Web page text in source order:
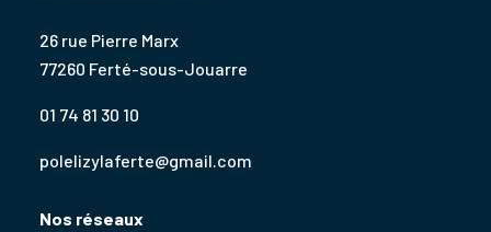
26 rue Pierre Marx
77260 Ferté-sous-Jouarre
01 74 81 30 10
polelizylaferte@gmail.com
Nos réseaux